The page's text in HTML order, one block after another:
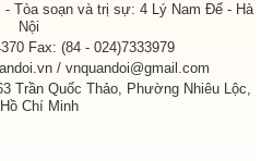
- Tòa soạn và trị sự: 4 Lý Nam Đế - Hà
Nội
Fax: (84 - 024)7333979
/ vnquandoi@gmail.com
Trần Quốc Thảo, Phường Nhiêu Lộc,
Chí Minh